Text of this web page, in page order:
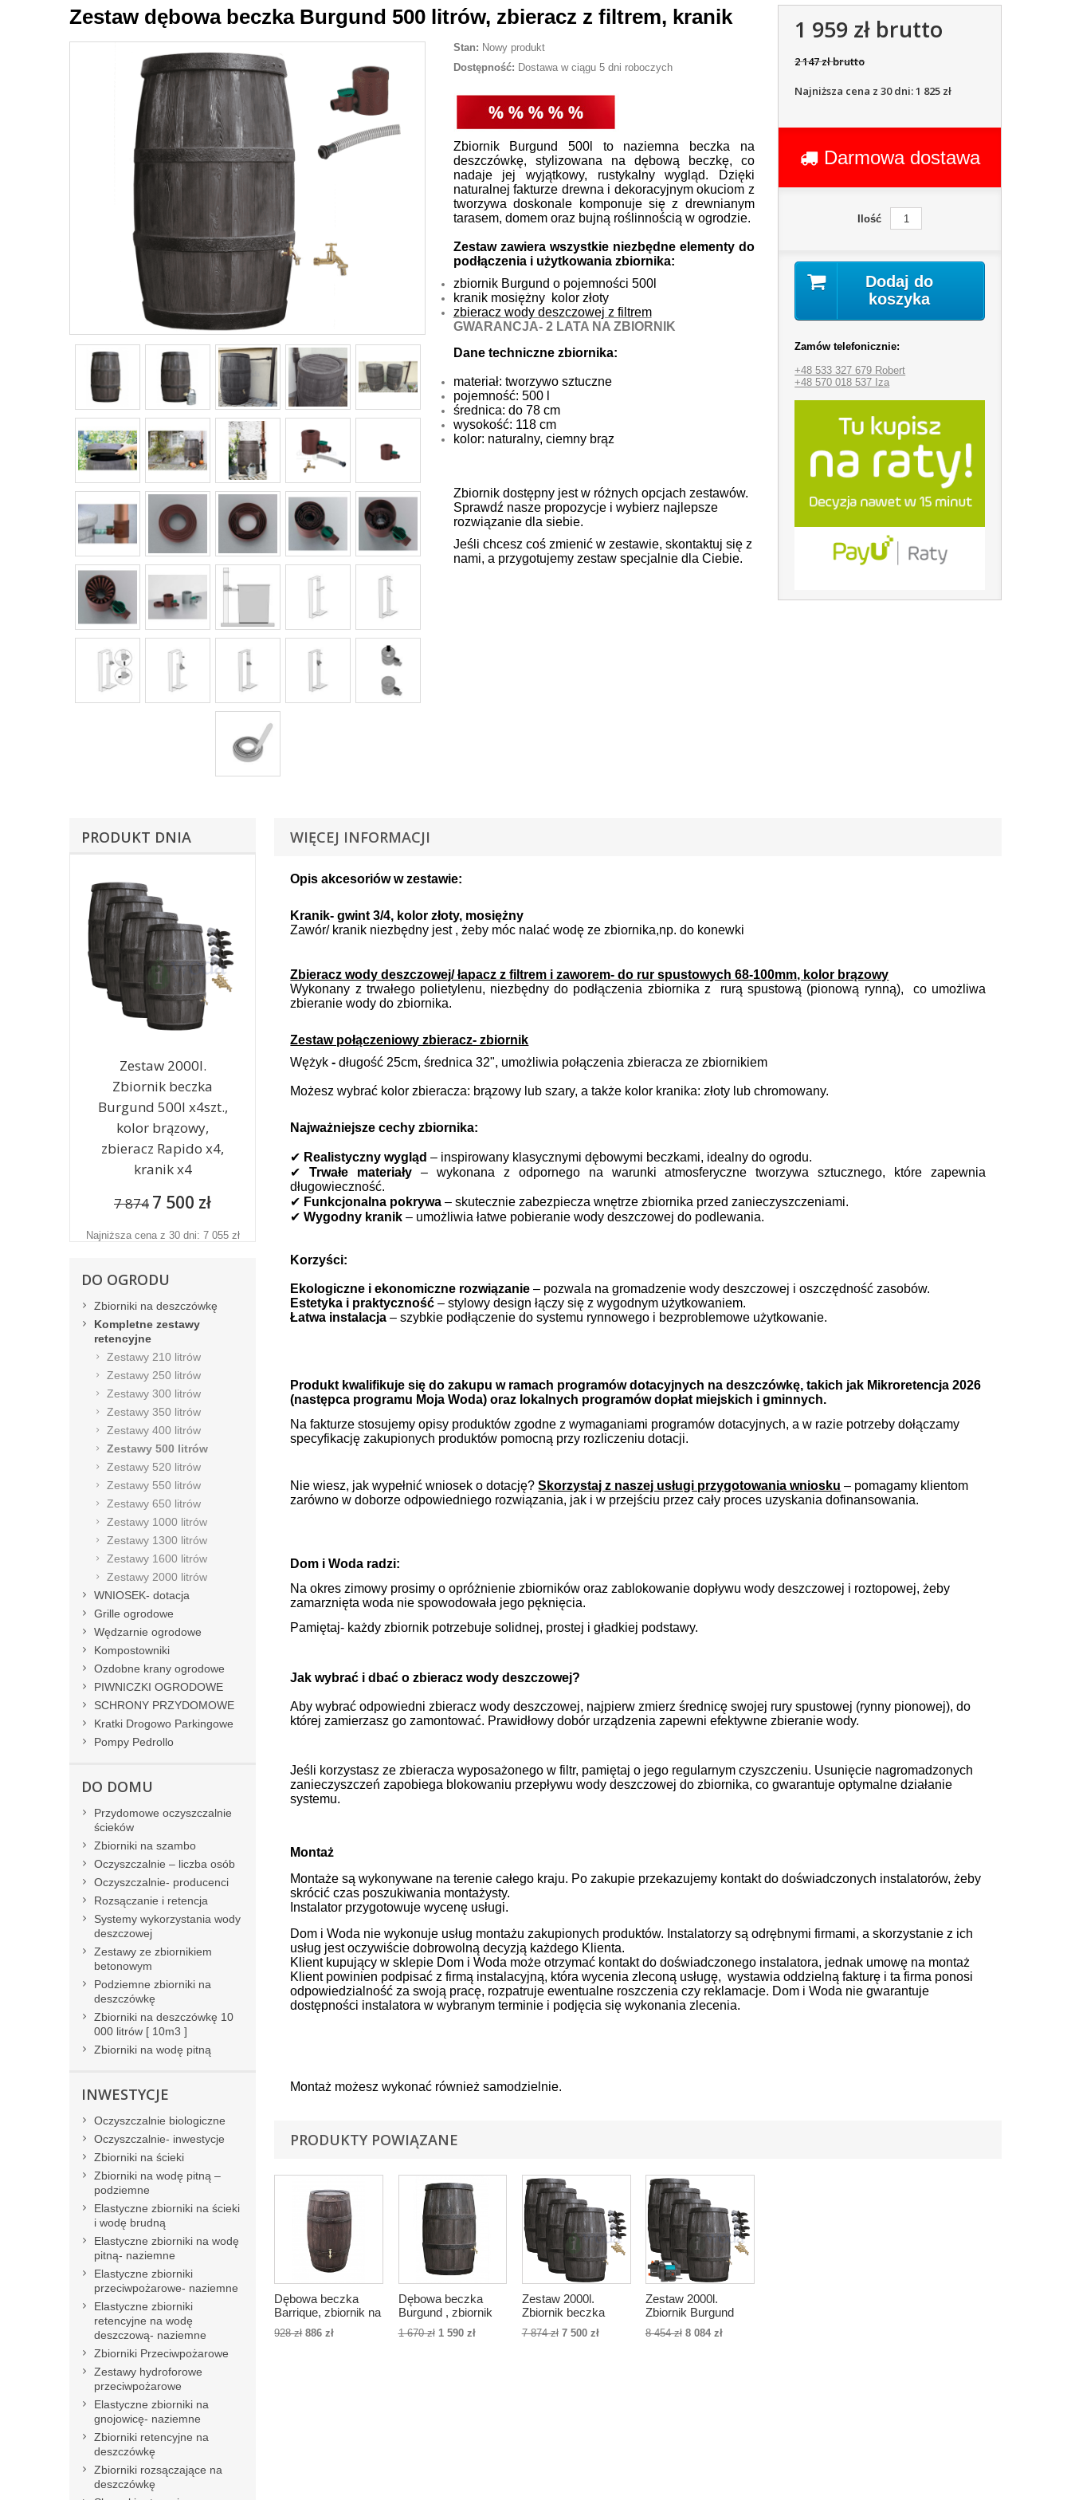
Zestaw dębowa beczka Burgund 500 litrów, zbieracz z filtrem, kranik
Stan: Nowy produkt
Dostępność: Dostawa w ciągu 5 dni roboczych
Zbiornik Burgund 500l to naziemna beczka na
deszczówkę, stylizowana na dębową beczkę, co
nadaje jej wyjątkowy, rustykalny wygląd. Dzięki
naturalnej fakturze drewna i dekoracyjnym okuciom z
tworzywa doskonale komponuje się z drewnianym
tarasem, domem oraz bujną roślinnością w ogrodzie.
Zestaw zawiera wszystkie niezbędne elementy do
podłączenia i użytkowania zbiornika:
zbiornik Burgund o pojemności 500l
kranik mosiężny kolor złoty
zbieracz wody deszczowej z filtrem
GWARANCJA- 2 LATA NA ZBIORNIK
Dane techniczne zbiornika:
materiał: tworzywo sztuczne
pojemność: 500 l
średnica: do 78 cm
wysokość: 118 cm
kolor: naturalny, ciemny brąz
Zbiornik dostępny jest w różnych opcjach zestawów.
Sprawdź nasze propozycje i wybierz najlepsze
rozwiązanie dla siebie.
Jeśli chcesz coś zmienić w zestawie, skontaktuj się z
nami, a przygotujemy zestaw specjalnie dla Ciebie.
1 959 zł brutto
2 147 zł brutto
Najniższa cena z 30 dni: 1 825 zł
Darmowa dostawa
Ilość
Dodaj do
koszyka
Zamów telefonicznie:
+48 533 327 679 Robert
+48 570 018 537 Iza
WIĘCEJ INFORMACJI
Opis akcesoriów w zestawie:
Kranik-gwint 3/4, kolor złoty, mosiężny
Zawór/ kranik niezbędny jest , żeby móc nalać wodę ze zbiornika,np. do konewki
Zbieracz wody deszczowej/ łapacz z filtrem i zaworem- do rur spustowych 68-100mm, kolor brązowy
Wykonany z trwałego polietylenu, niezbędny do podłączenia zbiornika z rurą spustową (pionową rynną), co umożliwa
zbieranie wody do zbiornika.
Zestaw połączeniowy zbieracz- zbiornik
Wężyk- długość 25cm, średnica 32", umożliwia połączenia zbieracza ze zbiornikiem
Możesz wybrać kolor zbieracza: brązowy lub szary, a także kolor kranika: złoty lub chromowany.
Najważniejsze cechy zbiornika:
✔ Realistyczny wygląd – inspirowany klasycznymi dębowymi beczkami, idealny do ogrodu.
✔Trwałe materiały – wykonana z odpornego na warunki atmosferyczne tworzywa sztucznego, które zapewnia
długowieczność.
✔ Funkcjonalna pokrywa – skutecznie zabezpiecza wnętrze zbiornika przed zanieczyszczeniami.
✔Wygodny kranik – umożliwia łatwe pobieranie wody deszczowej do podlewania.
Korzyści:
Ekologiczne i ekonomiczne rozwiązanie – pozwala na gromadzenie wody deszczowej i oszczędność zasobów.
Estetyka i praktyczność – stylowy design łączy się z wygodnym użytkowaniem.
Łatwa instalacja – szybkie podłączenie do systemu rynnowego i bezproblemowe użytkowanie.
Produkt kwalifikuje się do zakupu w ramach programów dotacyjnych na deszczówkę, takich jak Mikroretencja 2026
(następca programu Moja Woda) oraz lokalnych programów dopłat miejskich i gminnych.
Na fakturze stosujemy opisy produktów zgodne z wymaganiami programów dotacyjnych, a w razie potrzeby dołączamy
specyfikację zakupionych produktów pomocną przy rozliczeniu dotacji.
Nie wiesz, jak wypełnić wniosek o dotację?Skorzystaj z naszej usługi przygotowania wniosku – pomagamy klientom
zarówno w doborze odpowiedniego rozwiązania, jak i w przejściu przez cały proces uzyskania dofinansowania.
Dom i Woda radzi:
Na okres zimowy prosimy o opróżnienie zbiorników oraz zablokowanie dopływu wody deszczowej i roztopowej, żeby
zamarznięta woda nie spowodowała jego pęknięcia.
Pamiętaj- każdy zbiornik potrzebuje solidnej, prostej i gładkiej podstawy.
Jak wybrać i dbać o zbieracz wody deszczowej?
Aby wybrać odpowiedni zbieracz wody deszczowej, najpierw zmierz średnicę swojej rury spustowej (rynny pionowej), do
której zamierzasz go zamontować. Prawidłowy dobór urządzenia zapewni efektywne zbieranie wody.
Jeśli korzystasz ze zbieracza wyposażonego w filtr, pamiętaj o jego regularnym czyszczeniu. Usunięcie nagromadzonych
zanieczyszczeń zapobiega blokowaniu przepływu wody deszczowej do zbiornika, co gwarantuje optymalne działanie
systemu.
Montaż
Montaże są wykonywane na terenie całego kraju. Po zakupie przekazujemy kontakt do doświadczonych instalatorów, żeby
skrócić czas poszukiwania montażysty.
Instalator przygotowuje wycenę usługi.
Dom i Woda nie wykonuje usług montażu zakupionych produktów. Instalatorzy są odrębnymi firmami, a skorzystanie z ich
usług jest oczywiście dobrowolną decyzją każdego Klienta.
Klient kupujący w sklepie Dom i Woda może otrzymać kontakt do doświadczonego instalatora, jednak umowę na montaż
Klient powinien podpisać z firmą instalacyjną, która wycenia zleconą usługę, wystawia oddzielną fakturę i ta firma ponosi
odpowiedzialność za swoją pracę, rozpatruje ewentualne roszczenia czy reklamacje. Dom i Woda nie gwarantuje
dostępności instalatora w wybranym terminie i podjęcia się wykonania zlecenia.
Montaż możesz wykonać również samodzielnie.
PRODUKTY POWIĄZANE
Dębowa beczka
Barrique, zbiornik na
deszczówkę 250l
928 zł 886 zł
Dębowa beczka
Burgund , zbiornik
na deszczówkę 500l
1 670 zł 1 590 zł
Zestaw 2000l.
Zbiornik beczka
Burgund 500l x4szt.,
kolor brązowy,
7 874 zł 7 500 zł
Zestaw 2000l.
Zbiornik Burgund
500l x4szt., kolor
brązowy, zbieracz
8 454 zł 8 084 zł
PRODUKT DNIA
Zestaw 2000l.
Zbiornik beczka
Burgund 500l x4szt.,
kolor brązowy,
zbieracz Rapido x4,
kranik x4
7 874 7 500 zł
Najniższa cena z 30 dni: 7 055 zł
DO OGRODU
Zbiorniki na deszczówkę
Kompletne zestawy
retencyjne
Zestawy 210 litrów
Zestawy 250 litrów
Zestawy 300 litrów
Zestawy 350 litrów
Zestawy 400 litrów
Zestawy 500 litrów
Zestawy 520 litrów
Zestawy 550 litrów
Zestawy 650 litrów
Zestawy 1000 litrów
Zestawy 1300 litrów
Zestawy 1600 litrów
Zestawy 2000 litrów
WNIOSEK- dotacja
Grille ogrodowe
Wędzarnie ogrodowe
Kompostowniki
Ozdobne krany ogrodowe
PIWNICZKI OGRODOWE
SCHRONY PRZYDOMOWE
Kratki Drogowo Parkingowe
Pompy Pedrollo
DO DOMU
Przydomowe oczyszczalnie
ścieków
Zbiorniki na szambo
Oczyszczalnie – liczba osób
Oczyszczalnie- producenci
Rozsączanie i retencja
Systemy wykorzystania wody
deszczowej
Zestawy ze zbiornikiem
betonowym
Podziemne zbiorniki na
deszczówkę
Zbiorniki na deszczówkę 10
000 litrów [ 10m3 ]
Zbiorniki na wodę pitną
INWESTYCJE
Oczyszczalnie biologiczne
Oczyszczalnie- inwestycje
Zbiorniki na ścieki
Zbiorniki na wodę pitną –
podziemne
Elastyczne zbiorniki na ścieki
i wodę brudną
Elastyczne zbiorniki na wodę
pitną- naziemne
Elastyczne zbiorniki
przeciwpożarowe- naziemne
Elastyczne zbiorniki
retencyjne na wodę
deszczową- naziemne
Zbiorniki Przeciwpożarowe
Zestawy hydroforowe
przeciwpożarowe
Elastyczne zbiorniki na
gnojowicę- naziemne
Zbiorniki retencyjne na
deszczówkę
Zbiorniki rozsączające na
deszczówkę